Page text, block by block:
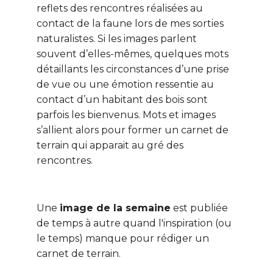
reflets des rencontres réalisées au
contact de la faune lors de mes sorties
naturalistes. Si les images parlent
souvent d’elles-mêmes, quelques mots
détaillants les circonstances d’une prise
de vue ou une émotion ressentie au
contact d’un habitant des bois sont
parfois les bienvenus. Mots et images
s’allient alors pour former un carnet de
terrain qui apparait au gré des
rencontres.
Une image de la semaine est publiée
de temps à autre quand l'inspiration (ou
le temps) manque pour rédiger un
carnet de terrain.